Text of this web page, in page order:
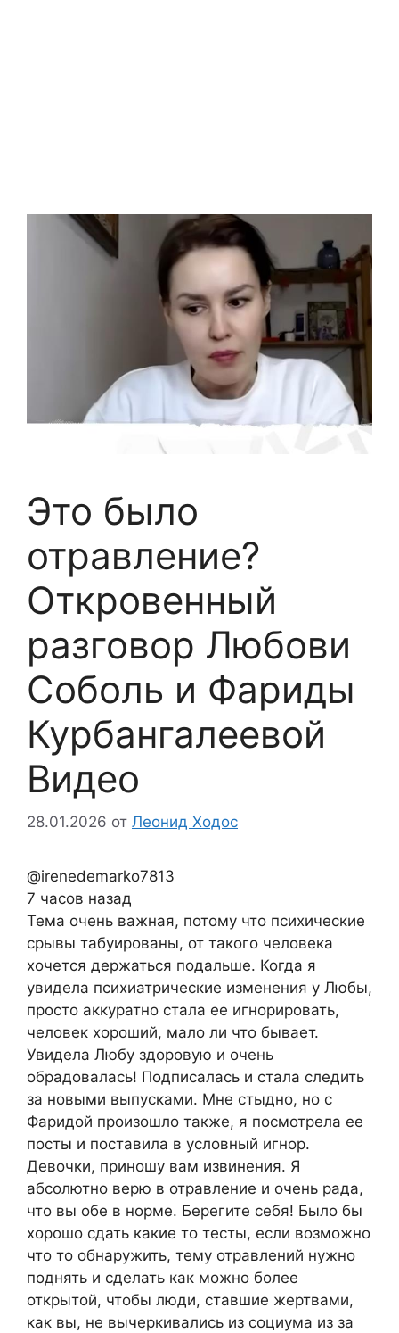
Это было
отравление?
Откровенный
разговор Любови
Соболь и Фариды
Курбангалеевой
Видео
28.01.2026 от Леонид Ходос
@irenedemarko7813
7 часов назад
Тема очень важная, потому что психические
срывы табуированы, от такого человека
хочется держаться подальше. Когда я
увидела психиатрические изменения у Любы,
просто аккуратно стала ее игнорировать,
человек хороший, мало ли что бывает.
Увидела Любу здоровую и очень
обрадовалась! Подписалась и стала следить
за новыми выпусками. Мне стыдно, но с
Фаридой произошло также, я посмотрела ее
посты и поставила в условный игнор.
Девочки, приношу вам извинения. Я
абсолютно верю в отравление и очень рада,
что вы обе в норме. Берегите себя! Было бы
хорошо сдать какие то тесты, если возможно
что то обнаружить, тему отравлений нужно
поднять и сделать как можно более
открытой, чтобы люди, ставшие жертвами,
как вы, не вычеркивались из социума из за